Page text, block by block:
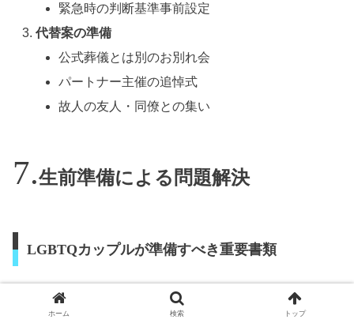
緊急時の判断基準事前設定
代替案の準備
公式葬儀とは別のお別れ会
パートナー主催の追悼式
故人の友人・同僚との集い
生前準備による問題解決
LGBTQカップルが準備すべき重要書類
法的効力を持つ書類
ホーム 検索 トップ